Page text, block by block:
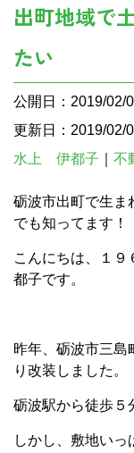
出町地域で
たい
公開日：2019/02/
更新日：2019/02/
水上 伊都子
不
砺波市出町で生ま
でも知ってます！
こんにちは、１９
都子です。
昨年、砺波市三島
り改装しました。
砺波駅から徒歩５
しかし、敷地いっ